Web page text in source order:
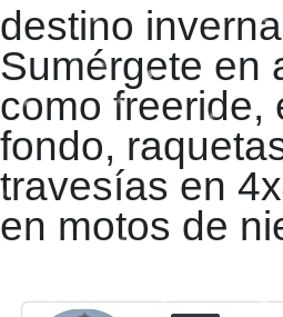
destino
Sumérgete en
como freeride,
fondo,
travesías en
en motos de